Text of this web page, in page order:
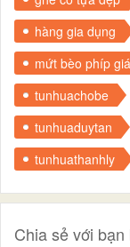
hàng gia dụng
mứt bèo phíp
tunhuachobe
tunhuaduytan
tunhuathanhly
Chia sẻ với bạn